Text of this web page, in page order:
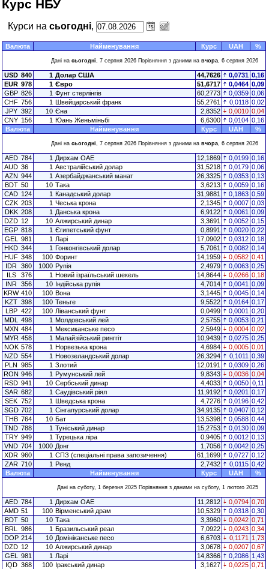
Курс НБУ
Курси на сьогодні,
Валюта Найменування Курс UAH %
Дані на сьогодні, 7 серпня 2026 Порівняння з даними на вчора, 6 серпня 2026
USD 840 1 Долар США 44,7626 0,0731 0,16
EUR 978 1 Євро 51,6717 0,0464 0,09
GBP 826 1 Фунт стерлінгів 60,2773 0,0359 0,06
CHF 756 1 Швейцарський франк 55,2761 0,0118 0,02
JPY 392 10 Єна 2,8352 0,0010 0,04
CNY 156 1 Юань Женьміньбі 6,6300 0,0104 0,16
Валюта
Найменування Курс UAH %
Дані на сьогодні, 7 серпня 2026 Порівняння з даними на вчора, 6 серпня 2026
AED 784 1 Дирхам ОАЕ 12,1869 0,0199 0,16
AUD 36 1 Австралійський долар 31,5218 0,0179 0,06
AZN 944 1 Азербайджанський манат 26,3325 0,0353 0,13
BDT 50 10 Така 3,6213 0,0059 0,16
CAD 124 1 Канадський долар 31,9881 0,1863 0,59
CZK 203 1 Чеська крона 2,1345 0,0007 0,03
DKK 208 1 Данська крона 6,9122 0,0061 0,09
DZD 12 10 Алжирський динар 3,3691 0,0052 0,15
EGP 818 1 Єгипетський фунт 0,8991 0,0020 0,22
GEL
981 1 Ларі 17,0902 0,0312 0,18
HKD 344 1 Гонконгівський долар 5,7061 0,0082 0,14
HUF 348 100 Форинт 14,1959 0,0582 0,41
IDR 360 1000 Рупія 2,4979 0,0063 0,25
ILS
376 1 Новий ізраїльський шекель 14,8644 0,0266 0,18
INR 356 10 Індійська рупія 4,7014 0,0041 0,09
KRW 410 100 Вона 3,1445 0,0045 0,14
KZT 398 100 Теньге 9,5522 0,0164 0,17
LBP 422 100 Ліванський фунт 0,0499 0,0001 0,20
MDL
498 1 Молдовський лей 2,5755 0,0053 0,21
MXN 484 1 Мексиканське песо 2,5949 0,0004 0,02
MYR 458 1 Малайзійський ринггіт 10,9439 0,0275 0,25
NOK 578 1 Норвезька крона 4,6984 0,0005 0,01
NZD 554 1 Новозеландський долар 26,3294 0,1011 0,39
PLN 985 1 Злотий 12,0191 0,0309 0,26
RON 946 1 Румунський лей 9,8343 0,0036 0,04
RSD 941 10 Сербський динар 4,4033 0,0050 0,11
SAR 682 1 Саудівський ріял 11,9192 0,0201 0,17
SEK 752 1 Шведська крона 4,7276 0,0196 0,42
SGD 702 1 Сінгапурський долар 34,9135 0,0407 0,12
THB 764 10 Бат 13,5398 0,0588 0,44
TND 788 1 Туніський динар 15,2753 0,0130 0,09
TRY 949 1 Турецька ліра 0,9405 0,0012 0,13
VND 704 1000 Донг 1,7056 0,0042 0,25
XDR 960 1 СПЗ (спеціальні права запозичення) 61,1699 0,0727 0,12
ZAR 710 1 Ренд 2,7432 0,0115 0,42
Валюта
Найменування Курс UAH %
Дані на суботу, 1 березня 2025 Порівняння з даними на суботу, 1 лютого 2025
AED 784 1 Дирхам ОАЕ 11,2812 0,0794 0,70
AMD 51 100 Вірменський драм 10,5329 0,0318 0,30
BDT 50 10 Така 3,3960 0,0242 0,71
BRL
986 1 Бразильський реал 7,0922 0,0243 0,34
DOP 214 10 Домініканське песо 6,6703 0,1171
1,73
DZD 12 10 Алжирський динар 3,0678 0,0207 0,67
GEL
981 1 Ларі 14,8366 0,2086 1,43
IQD 368 100 Іракський динар 3,1627 0,0225 0,71